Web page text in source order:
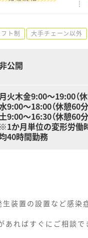
ト制 大手チェーン以外
公開
月火木金9:00～19:00（休
9:00～18:00（休憩60分
9:00～16:30（休憩60
※1か月単位の変形労働
40時間勤務
生装置の設置など感染
あればすぐにご相談で